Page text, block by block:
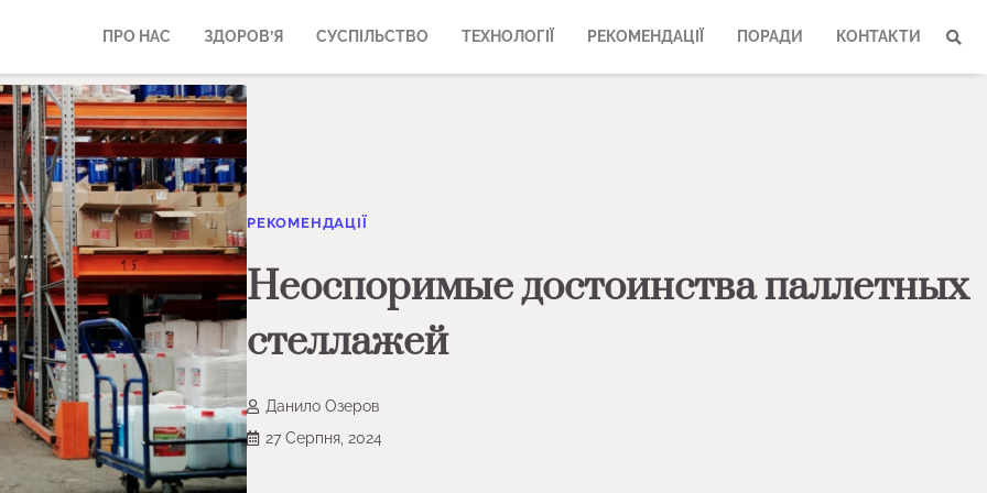
ПРО НАС ЗДОРОВ’Я СУСПІЛЬСТВО ТЕХНОЛОГІЇ РЕКОМЕНДАЦІЇ ПОРАДИ КОНТАКТИ
РЕКОМЕНДАЦІЇ
Неоспоримые достоинства паллетных
стеллажей
Данило Озеров
27 Серпня, 2024